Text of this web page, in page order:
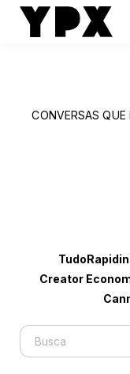
CONVERSAS
Tudo
Creator